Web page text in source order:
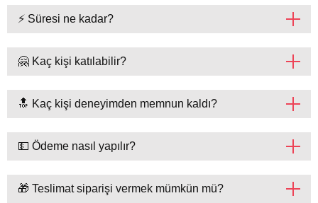
⚡ Süresi ne kadar?
🤗 Kaç kişi katılabilir?
🔝 Kaç kişi deneyimden memnun kaldı?
💵 Ödeme nasıl yapılır?
🎁 Teslimat siparişi vermek mümkün mü?